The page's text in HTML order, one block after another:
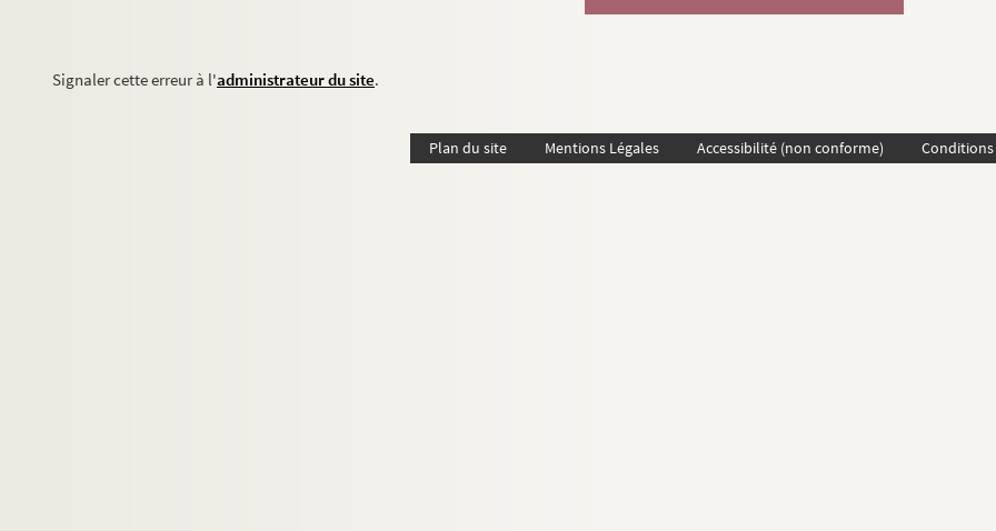
Signaler cette erreur à l'administrateur du site.
Plan du site Mentions Légales Accessibilité (non conforme)